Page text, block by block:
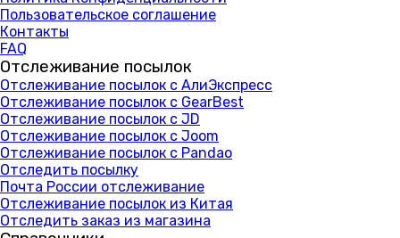
Пользовательское соглашение
Контакты
FAQ
Отслеживание посылок
Отслеживание посылок с АлиЭкспресс
Отслеживание посылок с GearBest
Отслеживание посылок с JD
Отслеживание посылок с Joom
Отслеживание посылок с Pandao
Отследить посылку
Почта России отслеживание
Отслеживание посылок из Китая
Отследить заказ из магазина